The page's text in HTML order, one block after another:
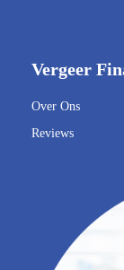
Vergeer
Over Ons
Reviews